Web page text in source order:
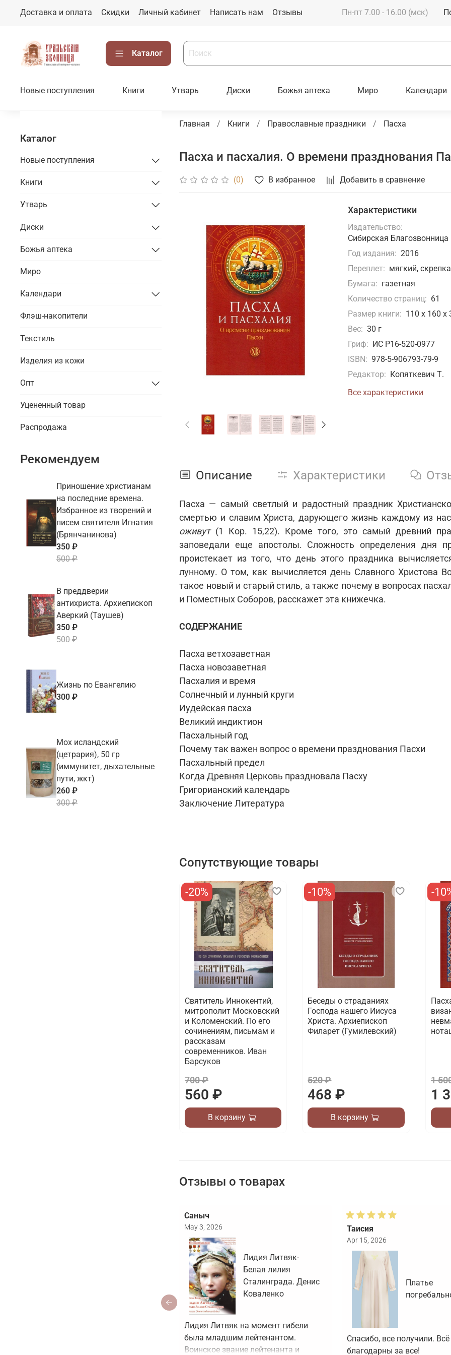
Доставка и оплата Скидки Личный кабинет Написать нам Отзывы Пн-пт 7.00 - 16.00 (мск)
Каталог
Новые поступления Книги Утварь Диски Божья аптека Миро Календари
Главная Книги Православные праздники Пасха
Пасха и пасхалия. О времени празднования
(0) В избранное Добавить в сравнение
Характеристики
Издательство:
Сибирская Благозвонница
Год издания: 2016
Переплет: мягкий, скрепка
Бумага: газетная
Количество страниц: 61
Размер книги: 110 х 160
Вес: 30 г
Гриф: ИС Р16-520-0977
ISBN: 978-5-906793-79-9
Редактор: Копяткевич Т.
Все характеристики
Описание Характеристики
Пасха — самый светлый и радостный праздник
смертью и славим Христа, дарующего жизнь каждому из
оживут(1 Кор. 15,22). Кроме того, это самый древний
заповедали еще апосто­лы. Сложность определения дня
проистекает из того, что день этого праздника
лунному. О том, как вычисляется день Славного Христова
такое новый и старый стиль, а также почему в во­просах
и Поместных Соборов, расскажет эта книжечка.
СОДЕРЖАНИЕ
Пасха ветхозаветная
Пасха новозаветная
Пасхалия и время
Солнечный и лунный круги
Иудейская пасха
Великий индиктион
Пасхальный год
Почему так важен вопрос о времени празднования Пасхи
Пасхальный предел
Когда Древняя Церковь праздновала Пасху
Григорианский календарь
Заключение Литература
Сопутствующие товары
-20%
Святитель Иннокентий,
митрополит Московский
и Коломенский. По его
сочинениям, письмам и
рассказам
современников. Иван
Барсуков
700 ₽
560 ₽
В корзину
-10%
Беседы о страданиях
Господа нашего Иисуса
Христа. Архиепископ
Филарет (Гумилевский)
520 ₽
468 ₽
В корзину
-
1
1
Отзывы о товарах
Саныч
May 3, 2026
Лидия Литвяк-
Белая лилия
Сталинграда. Денис
Коваленко
Лидия Литвяк на момент гибели
была младшим лейтенантом.
Воинское звание лейтенанта и
Таисия
Apr 15, 2026
Платье
Спасибо, все получили.
благодарны за все!
Каталог
Новые поступления
Книги
Утварь
Диски
Божья аптека
Миро
Календари
Флэш-накопители
Текстиль
Изделия из кожи
Опт
Уцененный товар
Распродажа
Рекомендуем
Приношение христианам
на последние времена.
Избранное из творений и
писем святителя Игнатия
(Брянчанинова)
350 ₽
500 ₽
В преддверии
антихриста. Архиепископ
Аверкий (Таушев)
350 ₽
500 ₽
Жизнь по Евангелию
300 ₽
Мох исландский
(цетрария), 50 гр
(иммунитет, дыхательные
пути, жкт)
260 ₽
300 ₽